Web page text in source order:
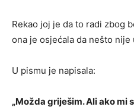
Rekao joj je da to radi zbog
ona je osjećala da nešto nije
U pismu je napisala:
„Možda griješim. Ali ako mi